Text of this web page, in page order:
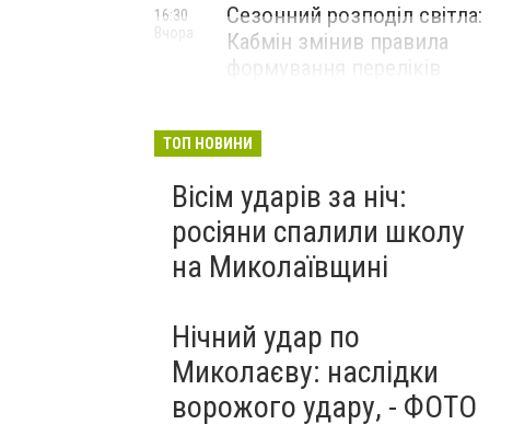
Сезонний розподіл світла:
Кабмін змінив правила
16:30
Вчора
ТОП НОВИНИ
Вісім ударів за ніч:
росіяни спалили школу
на Миколаївщині
Нічний удар по
Миколаєву: наслідки
ворожого удару, - ФОТО